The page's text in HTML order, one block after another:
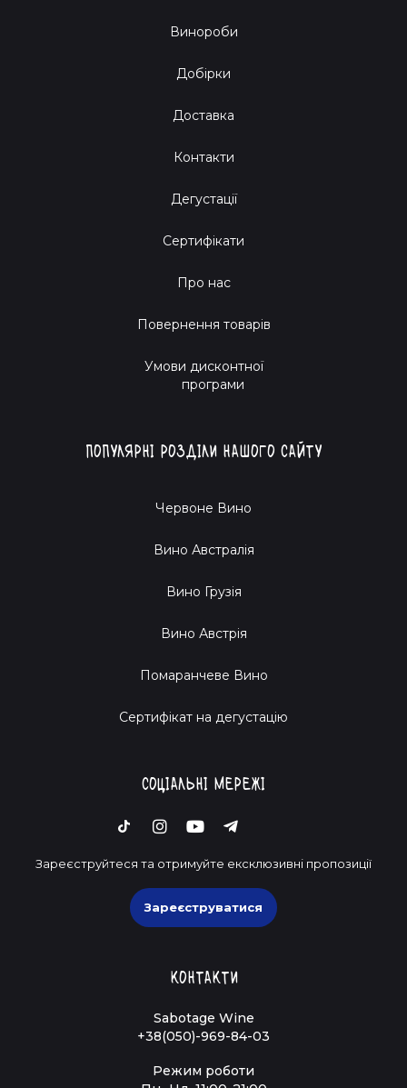
Винороби
Добірки
Доставка
Контакти
Дегустації
Сертифікати
Про нас
Повернення товарів
Умови дисконтної
програми
Популярні розділи нашого сайту
Червоне Вино
Вино Австралія
Вино Грузія
Вино Австрія
Помаранчеве Вино
Cертифікат на дегустацію
Соціальні мережі
Зареєструйтеся та отримуйте ексклюзивні пропозиції
Зареєструватися
Контакти
Sabotage Wine
+38(050)-969-84-03
Режим роботи